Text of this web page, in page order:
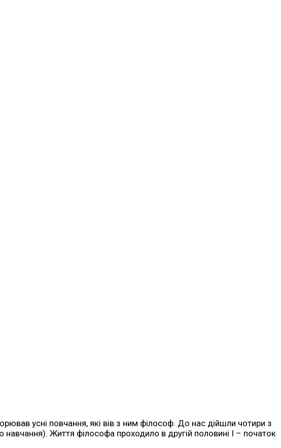
усні повчання, які вів з ним філософ. До нас дійшли чотири з
навчання). Життя філософа проходило в другій половині I – початок